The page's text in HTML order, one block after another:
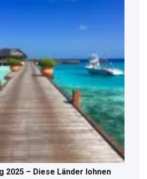
2025 – Diese Länder lohnen